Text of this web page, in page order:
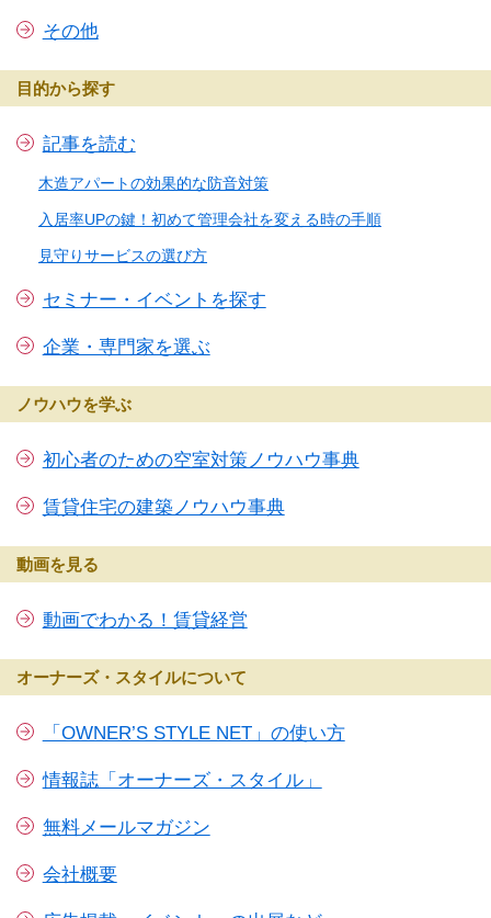
その他
目的から探す
記事を読む
木造アパートの効果的な防音対策
入居率UPの鍵！初めて管理会社を変える時の手順
見守りサービスの選び方
セミナー・イベントを探す
企業・専門家を選ぶ
ノウハウを学ぶ
初心者のための空室対策ノウハウ事典
賃貸住宅の建築ノウハウ事典
動画を見る
動画でわかる！賃貸経営
オーナーズ・スタイルについて
「OWNER’S STYLE NET」の使い方
情報誌「オーナーズ・スタイル」
無料メールマガジン
会社概要